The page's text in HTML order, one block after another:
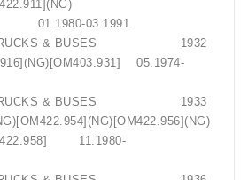
01.1980-03.1991
TRUCKS & BUSES 1932
05.1974-
TRUCKS & BUSES 1933
11.1980-